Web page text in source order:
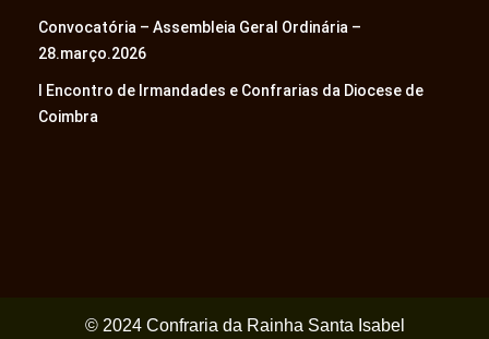
Convocatória – Assembleia Geral Ordinária –
28.março.2026
I Encontro de Irmandades e Confrarias da Diocese de
Coimbra
© 2024 Confraria da Rainha Santa Isabel